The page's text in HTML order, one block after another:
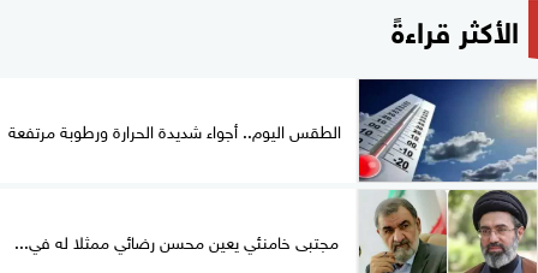
الأكثر قراءةً
الطقس اليوم.. أجواء شديدة الحرارة ورطوبة مرتفعة
مجتبى خامنئي يعين محسن رضائي ممثلا له في...